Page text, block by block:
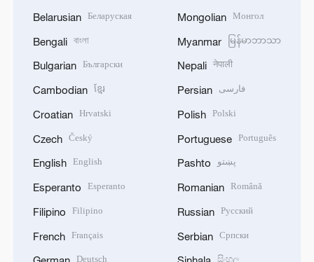
Belarusian Беларуская
Bengali বাংলা
Bulgarian Български
Cambodian ខ្មែរ
Croatian Hrvatski
Czech Český
English English
Esperanto Esperanto
Filipino Filipino
French Français
Deutsch
Mongolian Монгол
Myanmar မြန်မာဘာသာ
Nepali नेपाली
Persian فارسی
Polish Polski
Portuguese Português
Pashto پښتو
Romanian Română
Russian Русский
Serbian Српски
සිංහල